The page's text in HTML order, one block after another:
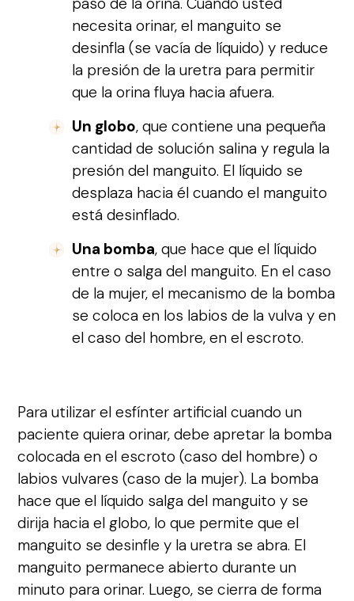
necesita orinar, el manguito se
desinfla (se vacía de líquido) y reduce
la presión de la uretra para permitir
que la orina fluya hacia afuera.
Un globo, que contiene una pequeña
cantidad de solución salina y regula la
presión del manguito. El líquido se
desplaza hacia él cuando el manguito
está desinflado.
Una bomba, que hace que el líquido
entre o salga del manguito. En el caso
de la mujer, el mecanismo de la bomba
se coloca en los labios de la vulva y en
el caso del hombre, en el escroto.
Para utilizar el esfínter artificial cuando un
paciente quiera orinar, debe apretar la bomba
colocada en el escroto (caso del hombre) o
labios vulvares (caso de la mujer). La bomba
hace que el líquido salga del manguito y se
dirija hacia el globo, lo que permite que el
manguito se desinfle y la uretra se abra. El
manguito permanece abierto durante un
minuto para orinar. Luego, se cierra de forma